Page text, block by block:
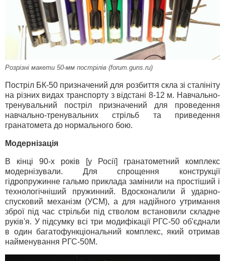
Розрізні макети 50-мм пострілів (forum.guns.ru)
Постріл БК-50 призначений для розбиття скла зі сталініту
на різних видах транспорту з відстані 8-12 м. Навчально-
тренувальний постріл призначений для проведення
навчально-тренувальних стрільб та приведення
гранатомета до нормального бою.
Модернізація
В кінці 90-х років [у Росії] гранатометний комплекс
модернізували. Для спрощення конструкції
гідропружинне гальмо приклада замінили на простіший і
технологічніший пружинний. Вдосконалили й ударно-
спусковий механізм (УСМ), а для надійного утримання
зброї під час стрільби під стволом встановили складне
руків'я. У підсумку всі три модифікації РГС-50 об'єднали
в один багатофункціональний комплекс, який отримав
найменування РГС-50М.